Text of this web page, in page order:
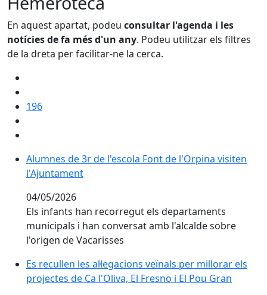
En aquest apartat, podeu consultar l'agenda i les
notícies de fa més d'un any. Podeu utilitzar els filtres
de la dreta per facilitar-ne la cerca.
196
Alumnes de 3r de l'escola Font de l'Orpina visiten
Alumnes de 3r de l'escola Font de l'Orpina visiten
l'Ajuntament
04/05/2026
Els infants han recorregut els departaments
municipals i han conversat amb l'alcalde sobre
l'origen de Vacarisses
Es recullen les al·legacions veïnals per millorar els
Es recullen les al·legacions veïnals per millorar els
projectes de Ca l'Oliva, El Fresno i El Pou Gran